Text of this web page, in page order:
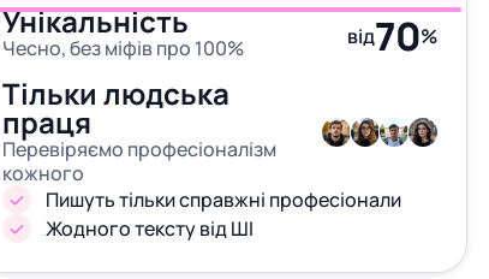
Унікальність
Чесно, без міфів про 100% від70%
Тільки людська
праця
Перевіряємо професіоналізм
кожного
Пишуть тільки справжні професіонали
Жодного тексту від ШІ